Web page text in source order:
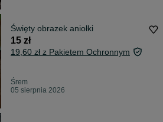
Święty obrazek aniołki
15 zł
19,60 zł z Pakietem Ochronnym
Śrem
05 sierpnia 2026